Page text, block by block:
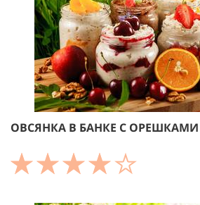
ОВСЯНКА В БАНКЕ С ОРЕШКАМИ